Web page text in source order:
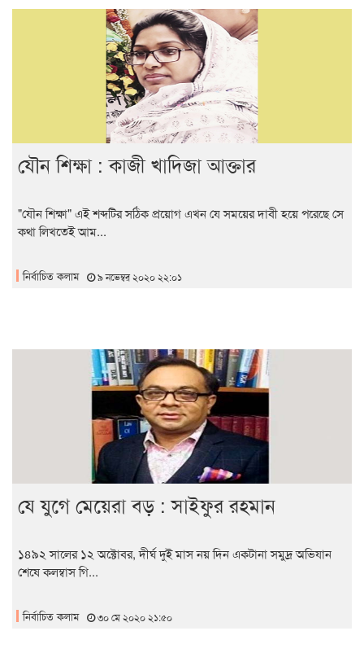
যৌন শিক্ষা : কাজী খাদিজা আক্তার
"যৌন শিক্ষা" এই শব্দটির সঠিক প্রয়োগ এখন যে সময়ের দাবী হয়ে পরেছে সে
কথা লিখতেই আম...
নির্বাচিত কলাম ৯ নভেম্বর ২০২০ ২২:০১
যে যুগে মেয়েরা বড় : সাইফুর রহমান
১৪৯২ সালের ১২ অক্টোবর, দীর্ঘ দুই মাস নয় দিন একটানা সমুদ্র অভিযান
শেষে কলম্বাস গি...
নির্বাচিত কলাম ৩০ মে ২০২০ ২১:৫০